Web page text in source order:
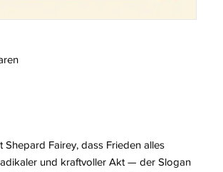
Shepard Fairey, dass Frieden alles
und kraftvoller Akt — der Slogan